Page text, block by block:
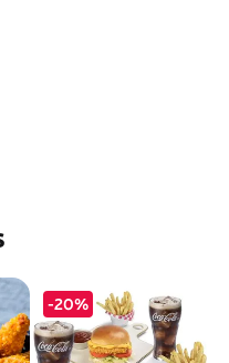
-20%